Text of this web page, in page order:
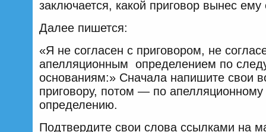
заключается, какой приговор вынес ему
Далее пишется:
«Я не согласен с приговором, не
апелляционным определением по
основаниям:» Сначала напишите свои
приговору, потом — по апелляционному
определению.
Подтвердите свои слова ссылками на